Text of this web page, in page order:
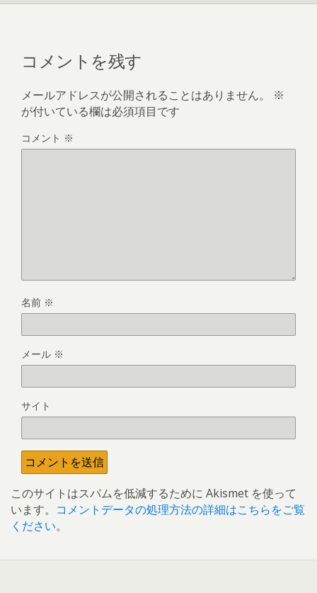
コメントを残す
メールアドレスが公開されることはありません。
※
が付いている欄は必須項目です
コメント ※
名前 ※
メール ※
サイト
このサイトはスパムを低減するために Akismet を使って
います。 コメントデータの処理方法の詳細はこちらをご覧
ください。